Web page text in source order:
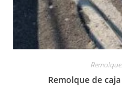
Remolque de